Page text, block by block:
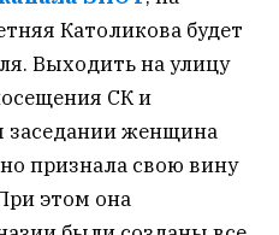
Католикова будет
Выходить на улицу
СК и
заседании женщина
признала свою вину
этом она